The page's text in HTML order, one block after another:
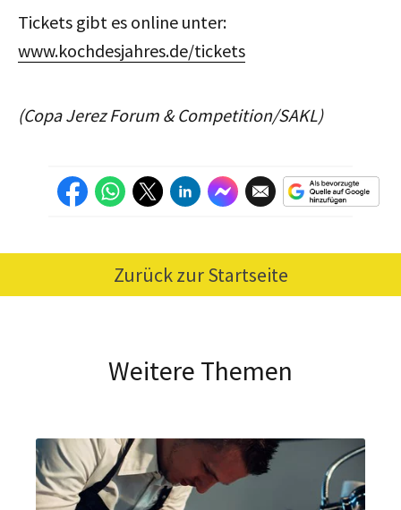
Tickets gibt es online unter:
www.kochdesjahres.de/tickets
(Copa Jerez Forum & Competition/SAKL)
Zurück zur Startseite
Weitere Themen